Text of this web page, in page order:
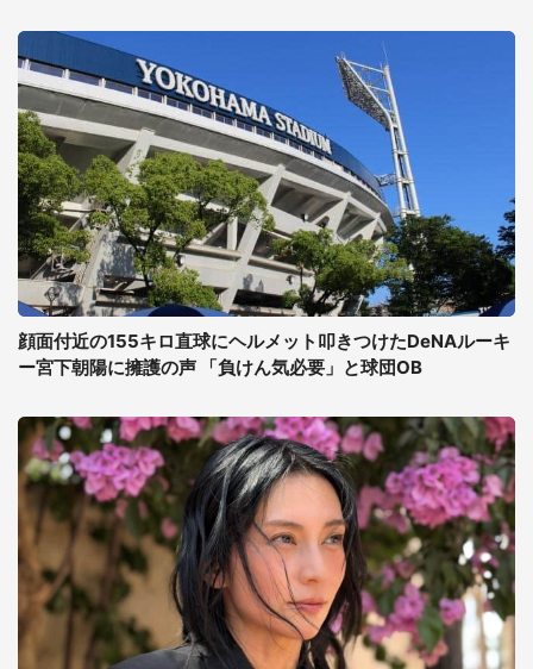
顔面付近の155キロ直球にヘルメット叩きつけたDeNAルーキ
ー宮下朝陽に擁護の声 「負けん気必要」と球団OB